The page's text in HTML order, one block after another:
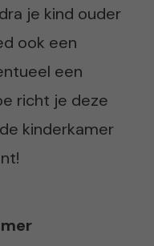
je kind ouder
ook een
een
richt je deze
kinderkamer